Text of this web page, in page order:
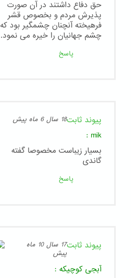
حق دفاع داشتند در آن صورت
پذیرش مردم و بخصوص قشر
فرهیخته آنچنان چشمگیر بود که
چشم جهانیان را خیره می نمود.
پاسخ
پیوند ثابت18 سال 6 ماه پیش
mik
:
بسیار زیباست مخصوصا گفته
گاندی
پاسخ
پیوند ثابت
17 سال 10 ماه
پیش
آبجی کوچیکه :